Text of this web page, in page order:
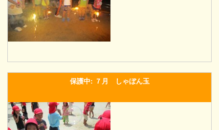
保護中: ７月 しゃぼん玉